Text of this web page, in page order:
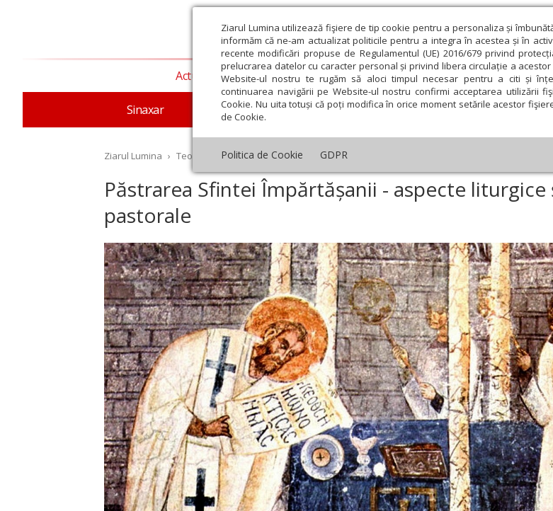
Ziarul Lumina utilizează fişiere de tip cookie pentru a personaliza și
informăm că ne-am actualizat politicile pentru a integra în acestea și în
recente modificări propuse de Regulamentul (UE) 2016/679 privind
prelucrarea datelor cu caracter personal și privind libera circulație a
Website-ul nostru te rugăm să aloci timpul necesar pentru a citi și
continuarea navigării pe Website-ul nostru confirmi acceptarea utilizării
Cookie. Nu uita totuși că poți modifica în orice moment setările acestor
de Cookie.
Politica de Cookie GDPR
Actualitate religioasă Teologie și spiritualitate
Sinaxar Apostolul zilei Evanghelia zilei Evanghelia de Duminică
Educaţie și
Ziarul Lumina › Teologie și spiritualitate › Liturgica › Păstrarea Sfintei Împărtășanii - aspecte liturgice și
Păstrarea Sfintei Împărtășanii - aspecte liturgice
pastorale
Octombrie